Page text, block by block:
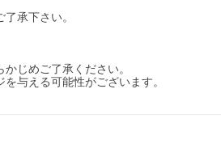
承下さい。
じめご了承ください。
与える可能性がございます。